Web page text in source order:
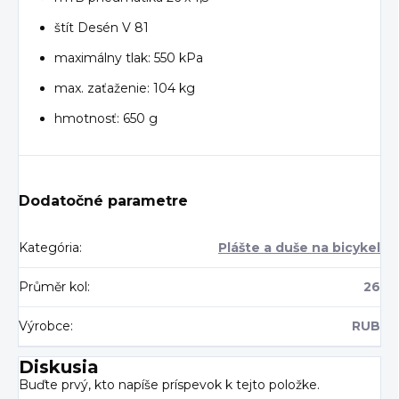
štít Desén V 81
maximálny tlak: 550 kPa
max. zaťaženie: 104 kg
hmotnosť: 650 g
Dodatočné parametre
Kategória: Plášte a duše na bicykel
Průměr kol : 26
Výrobce: RUB
Diskusia
Buďte prvý, kto napíše príspevok k tejto položke.